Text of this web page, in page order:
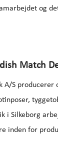
og
Match
A/S
i Silkeborg
inden for